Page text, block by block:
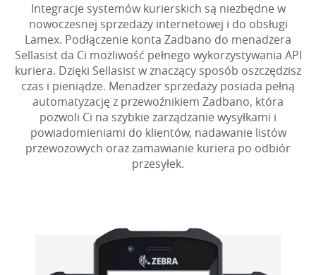
Integracje systemów kurierskich są niezbędne w
nowoczesnej sprzedaży internetowej i do obsługi
Lamex. Podłączenie konta Zadbano do menadżera
Sellasist da Ci możliwość pełnego wykorzystywania API
kuriera. Dzięki Sellasist w znaczący sposób oszczędzisz
czas i pieniądze. Menadżer sprzedaży posiada pełną
automatyzację z przewoźnikiem Zadbano, która
pozwoli Ci na szybkie zarządzanie wysyłkami i
powiadomieniami do klientów, nadawanie listów
przewozowych oraz zamawianie kuriera po odbiór
przesyłek.